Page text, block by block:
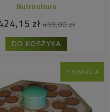
Nutriculture
zł 499,00 zł
DO KOSZYKA
PROMOCJA